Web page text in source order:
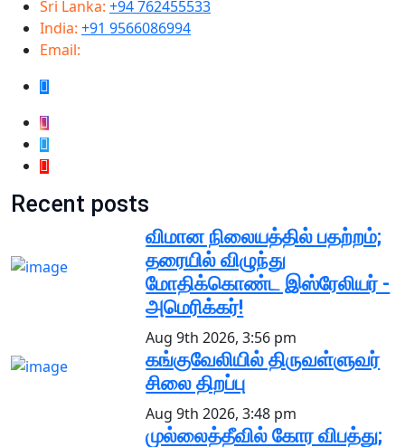
Sri Lanka: +94 762455533
India: +91 9566086994
Email:
Recent posts
விமான நிலையத்தில் பதற்றம்;
தரையில் விழுந்து
மோதிக்கொண்ட இஸ்ரேலியர் -
அமெரிக்கர்!
Aug 9th 2026, 3:56 pm
கங்குவேலியில் திருவள்ளுவர்
சிலை திறப்பு
Aug 9th 2026, 3:48 pm
முல்லைத்தீவில் கோர விபத்து;